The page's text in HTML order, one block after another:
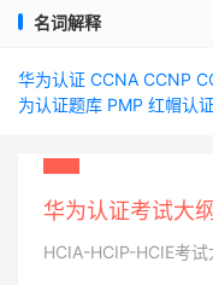
名词解释
华为认证 CCNA CCNP
为认证题库 PMP 红帽认
华为认证考试大纲
HCIA-HCIP-HCIE考